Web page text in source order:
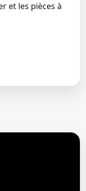
et les pièces à